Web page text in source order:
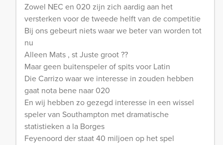
Zowel NEC en 020 zijn zich aardig aan het
versterken voor de tweede helft van de competitie
Bij ons gebeurt niets waar we beter van worden tot
nu
Alleen Mats , st Juste groot ??
Maar geen buitenspeler of spits voor Latin
Die Carrizo waar we interesse in zouden hebben
gaat nota bene naar 020
En wij hebben zo gezegd interesse in een wissel
speler van Southampton met dramatische
statistieken a la Borges
Feyenoord der staat 40 miljoen op het spel